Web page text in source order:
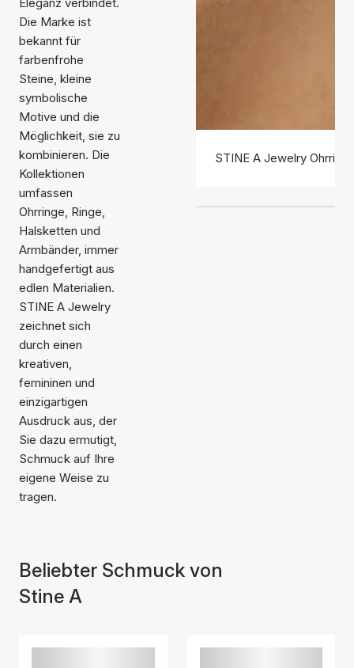
Die Marke ist
bekannt für
farbenfrohe
Steine, kleine
symbolische
Motive und die
Möglichkeit, sie zu
kombinieren. Die
Kollektionen
umfassen
Ohrringe, Ringe,
Halsketten und
Armbänder, immer
handgefertigt aus
edlen Materialien.
STINE A Jewelry
zeichnet sich
durch einen
kreativen,
femininen und
einzigartigen
Ausdruck aus, der
Sie dazu ermutigt,
Schmuck auf Ihre
eigene Weise zu
tragen.
STINE A Jewelry
Beliebter Schmuck von
Stine A